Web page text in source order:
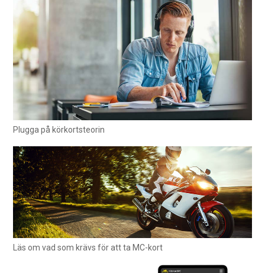
Plugga på körkortsteorin
Läs om vad som krävs för att ta MC-kort